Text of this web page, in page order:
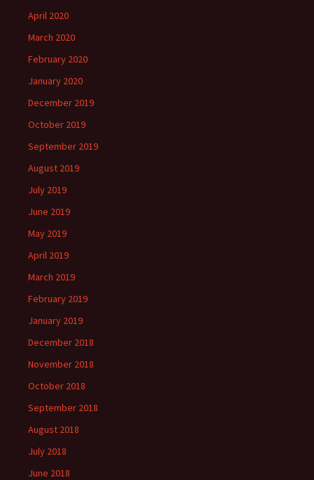
April 2020
March 2020
February 2020
January 2020
December 2019
October 2019
September 2019
August 2019
July 2019
June 2019
May 2019
April 2019
March 2019
February 2019
January 2019
December 2018
November 2018
October 2018
September 2018
August 2018
July 2018
June 2018